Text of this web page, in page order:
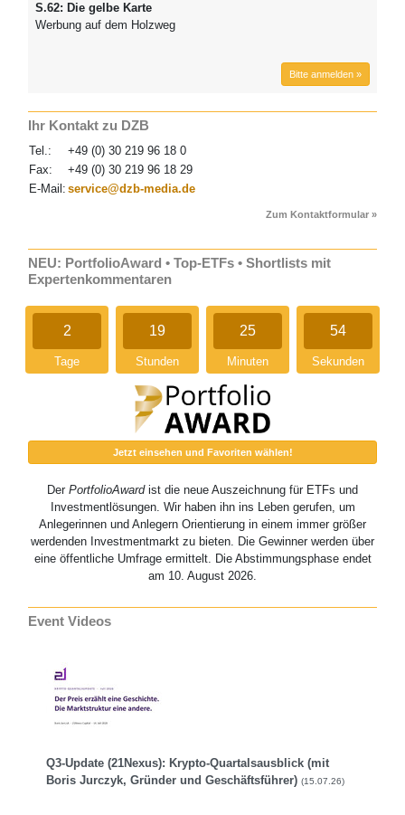
S.62: Die gelbe Karte
Werbung auf dem Holzweg
Bitte anmelden »
Ihr Kontakt zu DZB
Tel.:
+49 (0) 30 219 96 18 0
Fax:
+49 (0) 30 219 96 18 29
E-Mail: service@dzb-media.de
Zum Kontaktformular »
NEU: PortfolioAward • Top-ETFs • Shortlists mit
Expertenkommentaren
2
Tage
19
Stunden
25
Minuten
53
Sekunden
Jetzt einsehen und Favoriten wählen!
Der PortfolioAwardist die neue Auszeichnung für ETFs und
Investmentlösungen. Wir haben ihn ins Leben gerufen, um
Anlegerinnen und Anlegern Orientierung in einem immer größer
werdenden Investmentmarkt zu bieten. Die Gewinner werden über
eine öffentliche Umfrage ermittelt. Die Abstimmungsphase endet
am 10. August 2026.
Event Videos
Q3-Update (21Nexus): Krypto-Quartalsausblick (mit
Boris Jurczyk, Gründer und Geschäftsführer) (15.07.26)